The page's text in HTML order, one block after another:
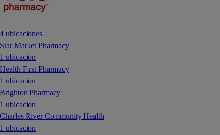
4 ubicaciones
Star Market Pharmacy
1 ubicacion
Health First Pharmacy
1 ubicacion
Brighton Pharmacy
1 ubicacion
Charles River Community Health
1 ubicacion